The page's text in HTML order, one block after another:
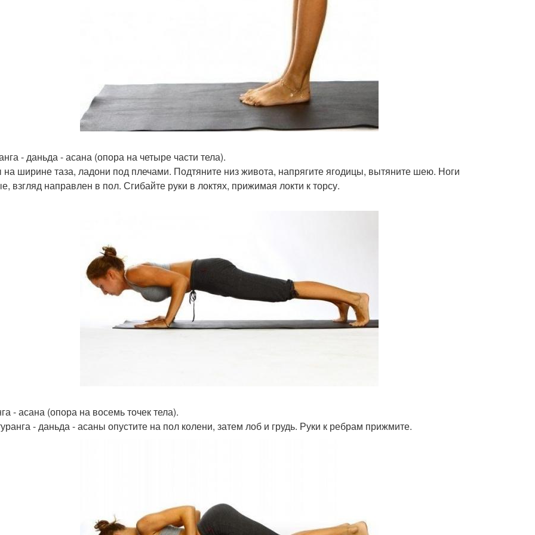
- даньда - асана (опора на четыре части тела).
ширине таза, ладони под плечами. Подтяните низ живота, напрягите ягодицы, вытяните шею. Ноги
взгляд направлен в пол. Сгибайте руки в локтях, прижимая локти к торсу.
- асана (опора на восемь точек тела).
- даньда - асаны опустите на пол колени, затем лоб и грудь. Руки к ребрам прижмите.